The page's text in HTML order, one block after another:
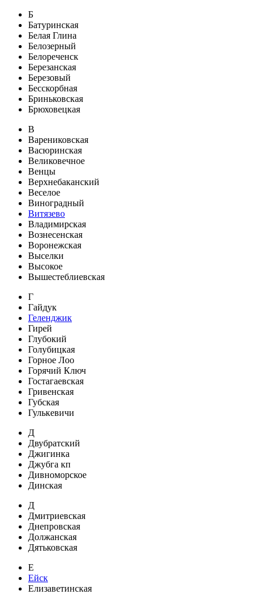
Б
Батуринская
Белая Глина
Белозерный
Белореченск
Березанская
Березовый
Бесскорбная
Бриньковская
Брюховецкая
В
Варениковская
Васюринская
Великовечное
Венцы
Верхнебаканский
Веселое
Виноградный
Витязево
Владимирская
Вознесенская
Воронежская
Выселки
Высокое
Вышестеблиевская
Г
Гайдук
Геленджик
Гирей
Глубокий
Голубицкая
Горное Лоо
Горячий Ключ
Гостагаевская
Гривенская
Губская
Гулькевичи
Д
Двубратский
Джигинка
Джубга кп
Дивноморское
Динская
Д
Дмитриевская
Днепровская
Должанская
Дятьковская
Е
Ейск
Елизаветинская